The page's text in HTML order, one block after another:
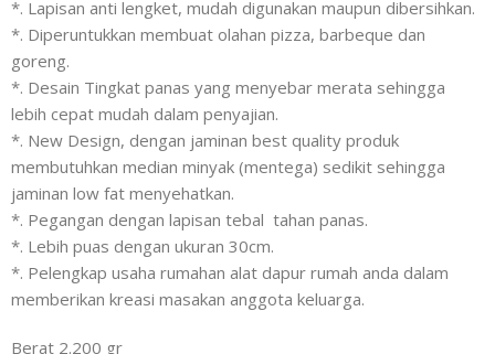
*. Lapisan anti lengket, mudah digunakan maupun dibersihkan.
*. Diperuntukkan membuat olahan pizza, barbeque dan
goreng.
*. Desain Tingkat panas yang menyebar merata sehingga
lebih cepat mudah dalam penyajian.
*. New Design, dengan jaminan best quality produk
membutuhkan median minyak (mentega) sedikit sehingga
jaminan low fat menyehatkan.
*. Pegangan dengan lapisan tebal tahan panas.
*. Lebih puas dengan ukuran 30cm.
*. Pelengkap usaha rumahan alat dapur rumah anda dalam
memberikan kreasi masakan anggota keluarga.
Berat 2.200 gr